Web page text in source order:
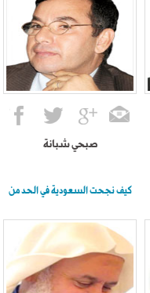
صبحي شبانة
كيف نجحت السعودية في الحد من